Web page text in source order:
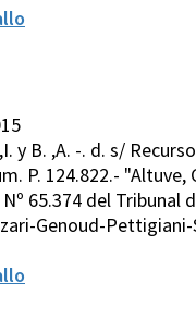
y B. ,A. -. d. s/
P. 124.822.-
65.374 del Tribunal
Genoud-